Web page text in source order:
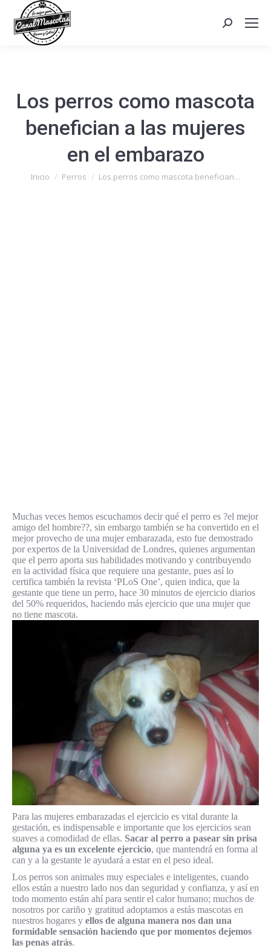
Search:
Los perros como mascota
benefician a las mujeres
en el embarazo
Estás aquí:
Inicio Perros Los perros como mascota benefician…
Muchas veces hemos escuchamos decir qué el perro es ?el mejor
amigo del hombre??, sin embargo también se ha convertido en el
mejor provecho de una mujer embarazada, esto fue demostrado
por expertos de la Universidad de Londres, quienes argumentan
que el perro aporta sus habilidades motivando y contribuyendo
en la actividad física que requiere una gestante, pues así lo
certifica también la revista ‘PLoS One’, quien indica, que la
gestante que tiene un perro, hace 30 minutos de ejercicio diarios
del 50% requeridos, haciendo más ejercicio que una mujer que
no tiene mascota.
Para las mujeres embarazadas el ejercicio es vital durante la
gestación, es indispensable e importante que los ejercicios sean
suaves a comodidad de ellas. Sacar al perro a pasear sin prisa
alguna ya es un excelente ejercicio, que mantendrá en forma al
can y a la gestante le ayudará a estar en el peso ideal.
Los perros son animales muy especiales e inteligentes, cuando
ellos están a nuestro lado nos dan seguridad y confianza, y así en
todo momento están ahí para sentir el calor humano; muchos de
nosotros por cariño y gratitud adoptamos a estás mascotas en
nuestros hogares y ellos de alguna manera nos dan una
formidable sensación haciendo que por momentos dejemos
las penas atrás.